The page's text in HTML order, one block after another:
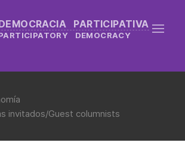
PARTICIPATIVA
DEMOCRACY
invitados/Guest columnists